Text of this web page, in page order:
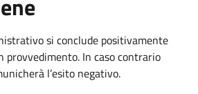
si conclude positivamente
provvedimento. In caso contrario
l’esito negativo.